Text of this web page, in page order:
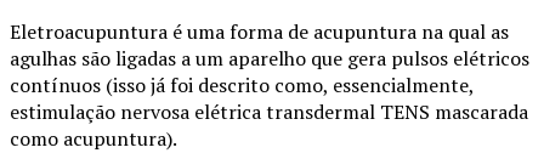
Eletroacupuntura é uma forma de acupuntura na qual as
agulhas são ligadas a um aparelho que gera pulsos elétricos
contínuos (isso já foi descrito como, essencialmente,
estimulação nervosa elétrica transdermal TENS mascarada
como acupuntura).